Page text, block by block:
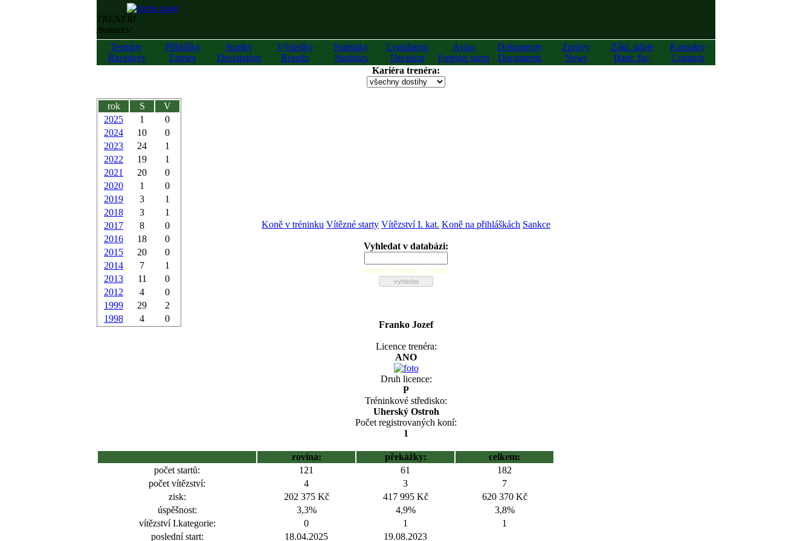
TRENÉŘI
/trainers/
Termíny
Racedays
Přihlášky
Entries
Startky
Declaration
Výsledky
Results
Statistiky
Statistics
Legislativa
Decision
Avíza
Foreign starts
Dokumenty
Documents
Zprávy
News
Zákl. údaje
Basic fig.
Kontakty
Contacts
Kariéra trenéra:
rok S
V
2025
1
0
2024
10
0
2023
24
1
2022
19
1
2021
20
0
2020
1
0
2019
3
1
2018
3
1
2017
8
0
2016
18
0
2015
20
0
2014
7
1
2013
11
0
2012
4
0
1999
29
2
1998
4 0
Koně v tréninku Vítězné starty Vítězství I. kat. Koně na přihláškách Sankce
Vyhledat v databázi:
zadejte alespoň 2 znaky
Franko Jozef
Licence trenéra:
ANO
Druh licence:
P
Tréninkové středisko:
Uherský Ostroh
Počet registrovaných koní:
1
rovina: překážky:
celkem:
počet startů:
121 61
182
počet vítězství:
4 3
7
zisk:
202 375 Kč 417 995 Kč
620 370 Kč
úspěšnost:
3,3% 4,9%
3,8%
vítězství I.kategorie:
0 1
1
poslední start:
18.04.2025 19.08.2023